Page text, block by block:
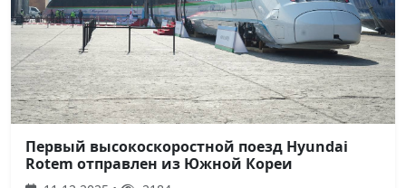
Первый высокоскоростной поезд Hyundai
Rotem отправлен из Южной Кореи